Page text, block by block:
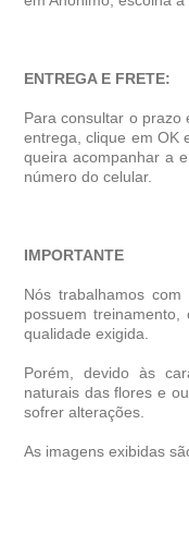
ENTREGA E FRETE:
Para consultar o prazo
entrega, clique em OK
queira acompanhar a
número do celular.
IMPORTANTE
Nós trabalhamos
possuem
qualidade exigida.
Porém, devido às
naturais das flores e
sofrer alterações.
As imagens exibidas